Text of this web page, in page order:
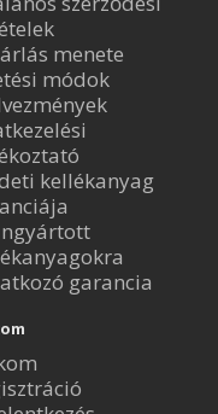
menete
módok
kellékanyag
garancia